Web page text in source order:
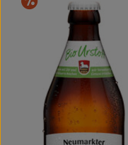
Frischetheke
Natukostwaren
Getränke
Tiernahrung
Drogerie